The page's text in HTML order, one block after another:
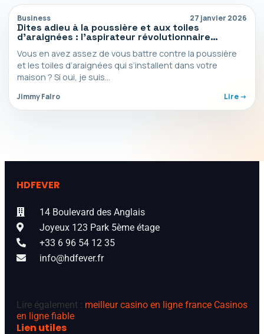
Business 27 janvier 2026
Dites adieu à la poussière et aux toiles
d’araignées : l’aspirateur révolutionnaire
Dreame en promo exceptionnelle pour les soldes
[Sponso
Vous en avez assez de vous battre contre la poussière
et les toiles d’araignées qui s’installent dans votre
maison ? Si oui, je suis…
Jimmy Falro Lire ->
HDFEVER
14 Boulevard des Anglais
Joyeux 123 Park 5ème étage
+33 6 96 54 12 35
info@hdfever.fr
Lire également : meilleur casino en ligne france Casinos
en ligne fiable
Lien utiles